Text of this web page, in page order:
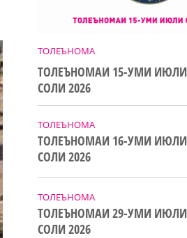
ТОЛЕЪНОМА
ТОЛЕЪНОМАИ 15-УМИ ИЮЛИ
СОЛИ 2026
ТОЛЕЪНОМА
ТОЛЕЪНОМАИ 16-УМИ ИЮЛИ
СОЛИ 2026
ТОЛЕЪНОМА
ТОЛЕЪНОМАИ 29-УМИ ИЮЛИ
СОЛИ 2026